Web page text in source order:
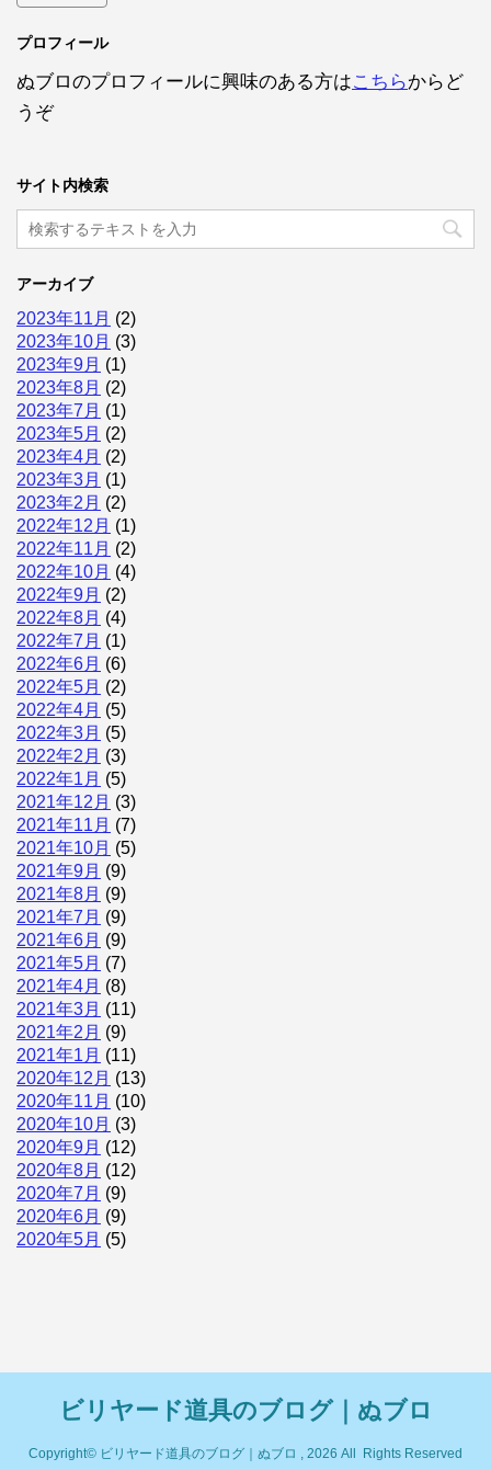
プロフィール
ぬブロのプロフィールに興味のある方はこちらからど
うぞ
サイト内検索
アーカイブ
2023年11月 (2)
2023年10月 (3)
2023年9月 (1)
2023年8月 (2)
2023年7月 (1)
2023年5月 (2)
2023年4月 (2)
2023年3月 (1)
2023年2月 (2)
2022年12月 (1)
2022年11月 (2)
2022年10月 (4)
2022年9月 (2)
2022年8月 (4)
2022年7月 (1)
2022年6月 (6)
2022年5月 (2)
2022年4月 (5)
2022年3月 (5)
2022年2月 (3)
2022年1月 (5)
2021年12月 (3)
2021年11月 (7)
2021年10月 (5)
2021年9月 (9)
2021年8月 (9)
2021年7月 (9)
2021年6月 (9)
2021年5月 (7)
2021年4月 (8)
2021年3月 (11)
2021年2月 (9)
2021年1月 (11)
2020年12月 (13)
2020年11月 (10)
2020年10月 (3)
2020年9月 (12)
2020年8月 (12)
2020年7月 (9)
2020年6月 (9)
2020年5月 (5)
ビリヤード道具のブログ｜ぬブロ
Copyright© ビリヤード道具のブログ｜ぬブロ , 2026 All Rights Reserved